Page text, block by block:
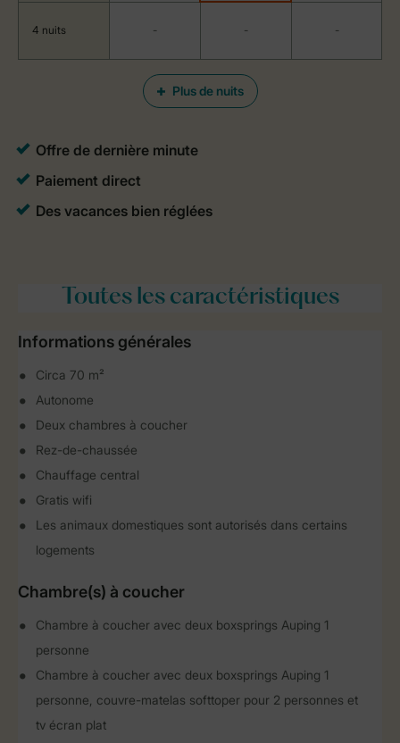
Plus de nuits
4 nuits - - -
Toutesles caractéristiques
Informations générales
Circa 70 m²
Autonome
Deux chambres à coucher
Rez-de-chaussée
Chauffage central
Gratis wifi
Les animaux domestiques sont autorisés dans certains
logements
Chambre(s) à coucher
Chambre à coucher avec deux boxsprings Auping 1
personne
Chambre à coucher avec deux boxsprings Auping 1
personne, couvre-matelas softtoper pour 2 personnes et
tv écran plat